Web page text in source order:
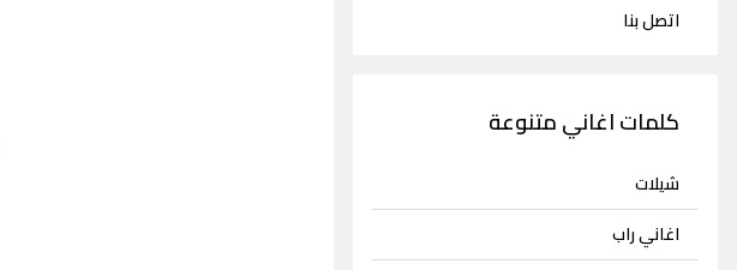
اتصل بنا
كلمات اغاني متنوعة
شيلات
اغاني راب